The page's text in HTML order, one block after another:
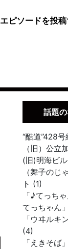
エピソードを投
話題
“酷道”428
（旧）公立
(旧)明海ビ
（舞子のじ
ト (1)
「♪てっち
てっちゃん
「ウヰルキ
(4)
「えきそば